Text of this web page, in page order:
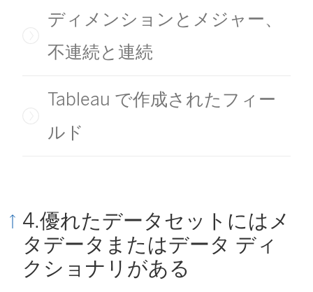
ディメンションとメジャー、
不連続と連続
Tableau で作成されたフィー
ルド
4.優れたデータセットにはメ
タデータまたはデータ ディ
クショナリがある